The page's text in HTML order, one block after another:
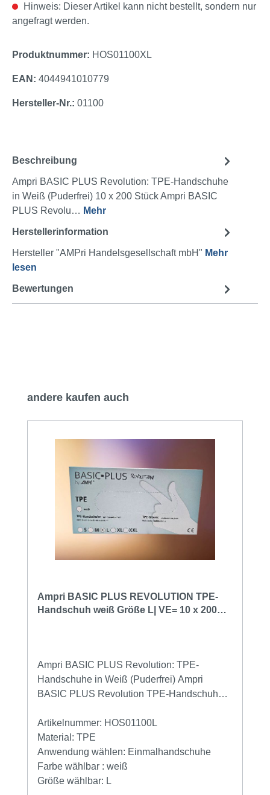
Hinweis: Dieser Artikel kann nicht bestellt, sondern nur
angefragt werden.
Produktnummer: HOS01100XL
EAN: 4044941010779
Hersteller-Nr.: 01100
Beschreibung
Ampri BASIC PLUS Revolution: TPE-Handschuhe
in Weiß (Puderfrei) 10 x 200 Stück Ampri BASIC
PLUS Revolu… Mehr
Herstellerinformation
Hersteller "AMPri Handelsgesellschaft mbH" Mehr
lesen
Bewertungen
Produktgalerie überspringen
andere kaufen auch
Ampri BASIC PLUS REVOLUTION TPE-
Handschuh weiß Größe L| VE= 10 x 200
Ampri BASIC PLUS Revolution: TPE-
Handschuhe in Weiß (Puderfrei) Ampri
BASIC PLUS Revolution TPE-Handschuhe
silikonartiger Haptik. Diese unsterilen
Einweghandschuhe sind die perfekte Wahl
für Anwender, die Wert auf
Hautverträglichkeit, Wirtschaftlichkeit und
Lebensmittelechtheit legen. Die wichtigsten
Artikelnummer: HOS01100L
Material: TPE
Anwendung wählen: Einmalhandschuhe
Farbe wählbar : weiß
Größe wählbar: L